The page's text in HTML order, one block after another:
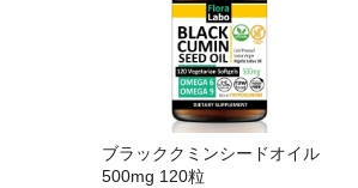
ブラッククミンシードオイル
500mg 120粒